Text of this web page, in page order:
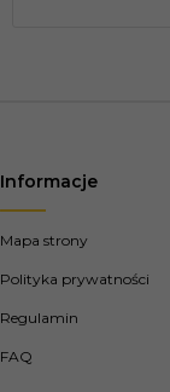
Informacje
Mapa strony
Polityka prywatności
Regulamin
FAQ